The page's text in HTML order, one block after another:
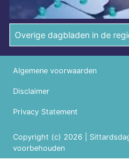
Overige dagbladen in de
Copyright (c) 2026 |
voorbehouden
Algemene voorwaarden
Disclaimer
Privacy Statement